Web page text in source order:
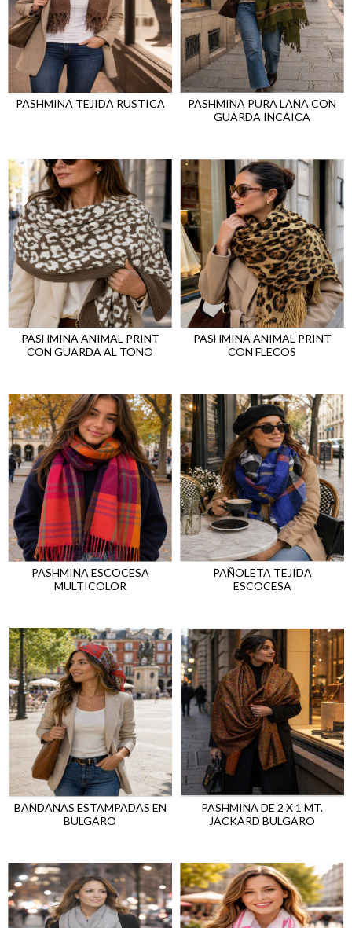
PASHMINA TEJIDA RUSTICA
PASHMINA PURA LANA CON
GUARDA INCAICA
PASHMINA ANIMAL PRINT
CON GUARDA AL TONO
PASHMINA ANIMAL PRINT
CON FLECOS
PASHMINA ESCOCESA
MULTICOLOR
PAÑOLETA TEJIDA
ESCOCESA
BANDANAS ESTAMPADAS EN
BULGARO
PASHMINA DE 2 X 1 MT.
JACKARD BULGARO